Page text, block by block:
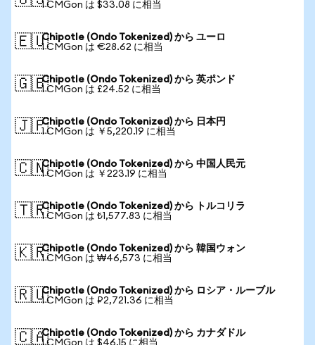
1 CMGon は $33.08 に相当
🇪🇺Chipotle (Ondo Tokenized) から ユーロ
1 CMGon は €28.62 に相当
🇬🇧Chipotle (Ondo Tokenized) から 英ポンド
1 CMGon は £24.52 に相当
🇯🇵Chipotle (Ondo Tokenized) から 日本円
1 CMGon は ￥5,220.19 に相当
🇨🇳Chipotle (Ondo Tokenized) から 中国人民元
1 CMGon は ￥223.19 に相当
🇹🇷Chipotle (Ondo Tokenized) から トルコリラ
1 CMGon は ₺1,577.83 に相当
🇰🇷Chipotle (Ondo Tokenized) から 韓国ウォン
1 CMGon は ₩46,573 に相当
🇷🇺Chipotle (Ondo Tokenized) から ロシア・ルーブル
1 CMGon は ₽2,721.36 に相当
🇨🇦Chipotle (Ondo Tokenized) から カナダドル
1 CMGon は $46.15 に相当